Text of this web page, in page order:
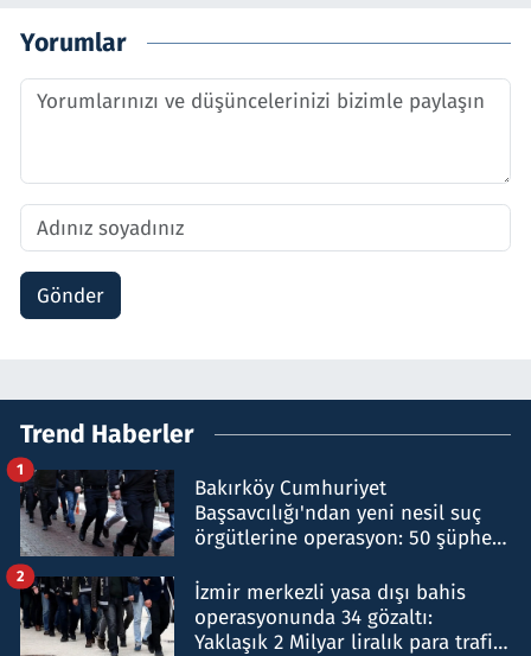
Yorumlar
Gönder
Trend Haberler
Bakırköy Cumhuriyet
Başsavcılığı'ndan yeni nesil suç
örgütlerine operasyon: 50 şüpheli
1
İzmir merkezli yasa dışı bahis
operasyonunda 34 gözaltı:
Yaklaşık 2 Milyar liralık para trafiği
2